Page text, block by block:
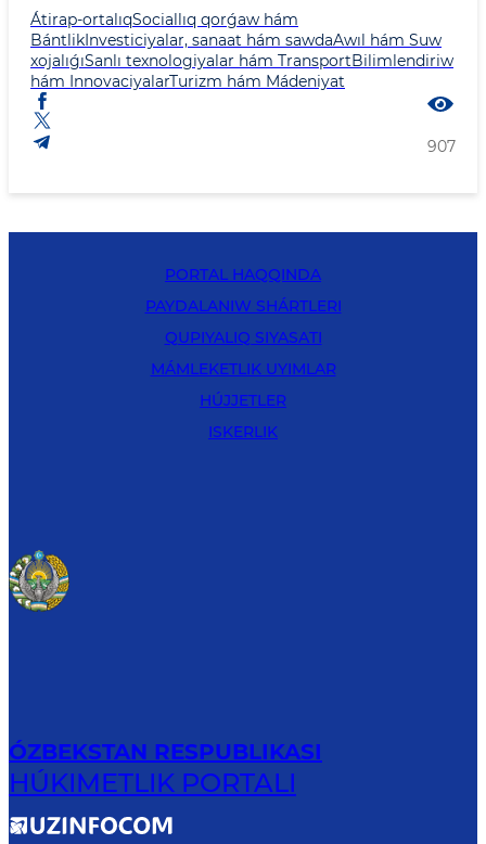
Átirap-ortalıqSociallıq qorǵaw hám
BántlikInvesticiyalar, sanaat hám sawdaAwıl hám Suw
xojalıǵıSanlı texnologiyalar hám TransportBilimlendiriw
hám InnovaciyalarTurizm hám Mádeniyat
907
PORTAL HAQQINDA
PAYDALANIW SHÁRTLERI
QUPIYALIQ SIYASATI
MÁMLEKETLIK UYIMLAR
HÚJJETLER
ISKERLIK
ÓZBEKSTAN RESPUBLIKASI
HÚKIMETLIK PORTALI